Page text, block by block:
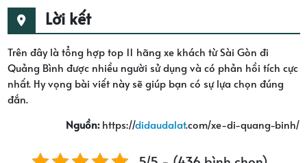
Lời kết
Trên đây là tổng hợp top 11 hãng xe khách từ Sài Gòn đi
Quảng Bình được nhiều người sử dụng và có phản hồi tích cực
nhất. Hy vọng bài viết này sẽ giúp bạn có sự lựa chọn đúng
đắn.
Nguồn:https://didaudalat.com/xe-di-quang-binh/